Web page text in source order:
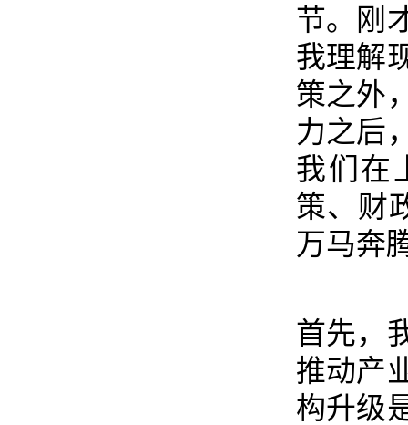
节。刚
我理解
策之外
力之后
我们在
策、财
万马奔
首先，
推动产
构升级